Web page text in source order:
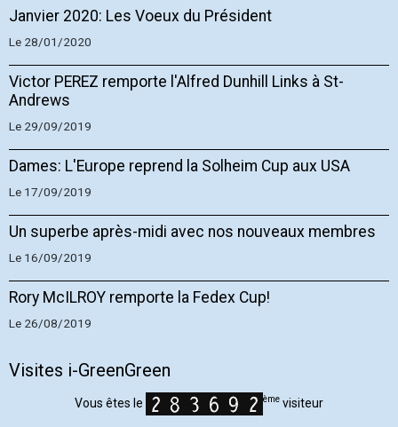
Janvier 2020: Les Voeux du Président
Le 28/01/2020
Victor PEREZ remporte l'Alfred Dunhill Links à St-
Andrews
Le 29/09/2019
Dames: L'Europe reprend la Solheim Cup aux USA
Le 17/09/2019
Un superbe après-midi avec nos nouveaux membres
Le 16/09/2019
Rory McILROY remporte la Fedex Cup!
Le 26/08/2019
Visites i-GreenGreen
Vous êtes le ème visiteur